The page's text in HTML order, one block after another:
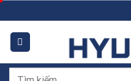
to
content
Tìm